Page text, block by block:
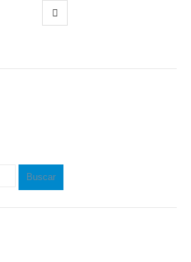
de la aplicación del…
Buscar